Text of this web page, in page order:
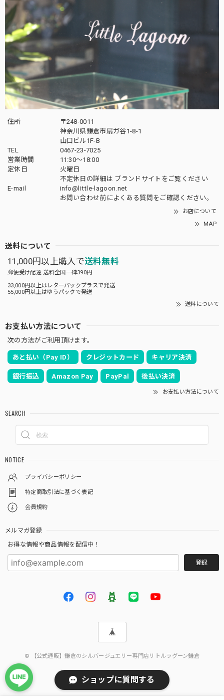
住所
〒248-0011
神奈川県鎌倉市扇ガ谷1-8-1
山口ビル1F-B
TEL
0467-23-7025
営業時間
11:30～18:00
定休日
火曜日
不定休日の詳細は ブランドサイト をご覧ください
E-mail
info@little-lagoon.net
お問い合わせ前によくある質問をご確認ください。
お店について
MAP
送料について
11,000円以上購入で送料無料
郵便受け配達 送料全国一律390円
33,000円以上はレターパックプラスで発送
55,000円以上はゆうパックで発送
送料について
お支払い方法について
次の方法がご利用頂けます。
あと払い（Pay ID） クレジットカード キャリア決済
銀行振込 Amazon Pay PayPal 後払い決済
お支払い方法について
SEARCH
NOTICE
プライバシーポリシー
特定商取引法に基づく表記
会員規約
メルマガ登録
お得な情報や商品情報を配信中！
登録
© 【公式通販】鎌倉のシルバージュエリー専門店リトルラグーン鎌倉
ショップに質問する